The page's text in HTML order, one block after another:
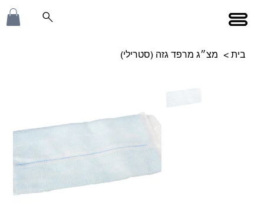
בית > מצ״ג מרפד גזה (סטרילי)